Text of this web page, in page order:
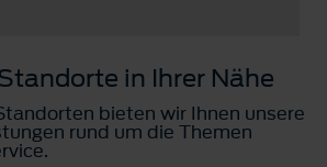
in Ihrer Nähe
bieten wir Ihnen unsere
rund um die Themen